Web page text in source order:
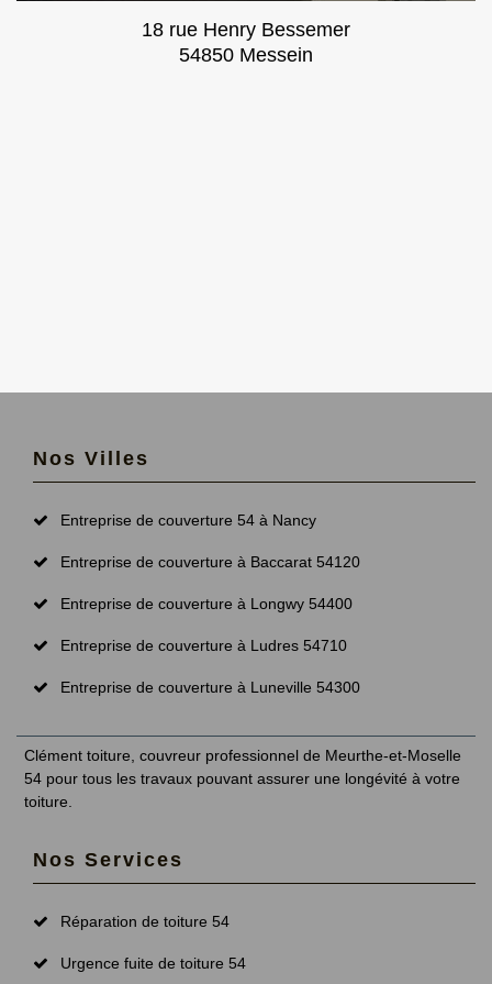
18 rue Henry Bessemer
54850 Messein
Nos Villes
Entreprise de couverture 54 à Nancy
Entreprise de couverture à Baccarat 54120
Entreprise de couverture à Longwy 54400
Entreprise de couverture à Ludres 54710
Entreprise de couverture à Luneville 54300
Clément toiture, couvreur professionnel de Meurthe-et-Moselle
54 pour tous les travaux pouvant assurer une longévité à votre
toiture.
Nos Services
Réparation de toiture 54
Urgence fuite de toiture 54